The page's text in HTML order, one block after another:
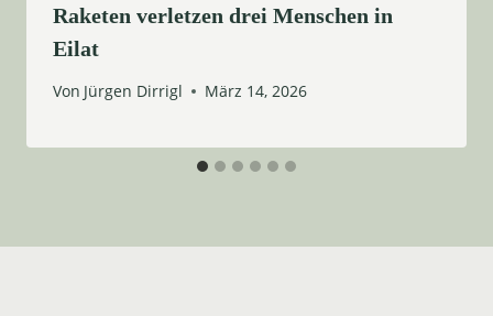
Raketen verletzen drei Menschen in
Eilat
Von Jürgen Dirrigl März 14, 2026